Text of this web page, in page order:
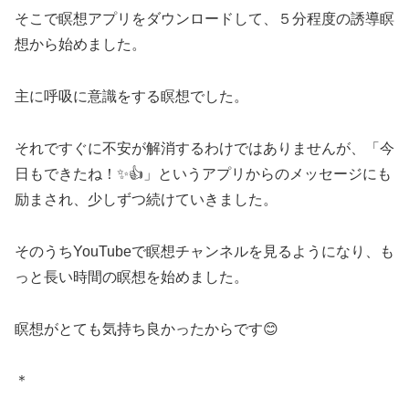
そこで瞑想アプリをダウンロードして、５分程度の誘導瞑
想から始めました。
主に呼吸に意識をする瞑想でした。
それですぐに不安が解消するわけではありませんが、「今
日もできたね！✨👍」というアプリからのメッセージにも
励まされ、少しずつ続けていきました。
そのうちYouTubeで瞑想チャンネルを見るようになり、も
っと長い時間の瞑想を始めました。
瞑想がとても気持ち良かったからです😊
＊